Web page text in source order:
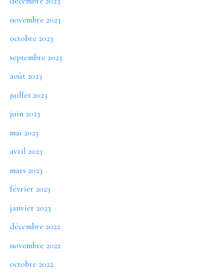
novembre 2023
octobre 2023
septembre 2023
août 2023
juillet 2023
juin 2023
mai 2023
avril 2023
mars 2023
février 2023
janvier 2023
décembre 2022
novembre 2022
octobre 2022